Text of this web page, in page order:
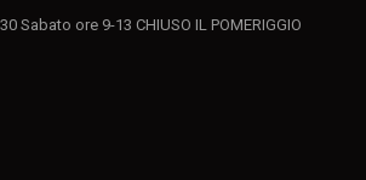
Sabato ore 9-13 CHIUSO IL POMERIGGIO